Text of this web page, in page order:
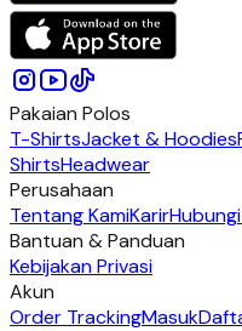
Pakaian Polos
T-ShirtsJacket & Hoodies
ShirtsHeadwear
Perusahaan
Tentang KamiKarir
Bantuan & Panduan
Kebijakan Privasi
Akun
Order TrackingMasuk